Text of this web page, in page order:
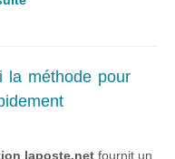
la méthode pour
laposte.net fournit un